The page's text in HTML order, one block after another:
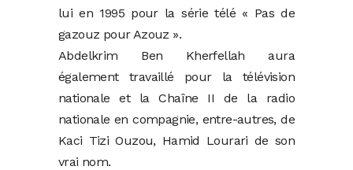
lui en 1995 pour la série télé « Pas de
gazouz pour Azouz ».
Abdelkrim Ben Kherfellah aura
également travaillé pour la télévision
nationale et la Chaîne II de la radio
nationale en compagnie, entre-autres, de
Kaci Tizi Ouzou, Hamid Lourari de son
vrai nom.